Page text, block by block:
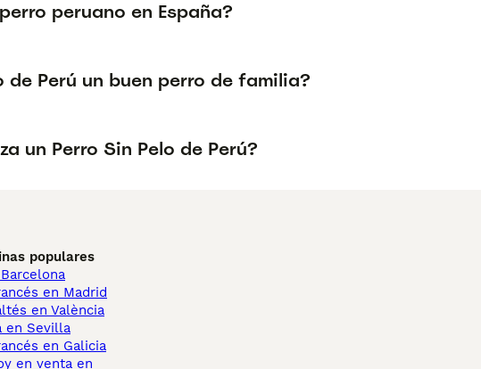
peruano en España?
de Perú un buen perro de familia?
un Perro Sin Pelo de Perú?
populares
en Madrid
en València
en Sevilla
en Galicia
en venta en